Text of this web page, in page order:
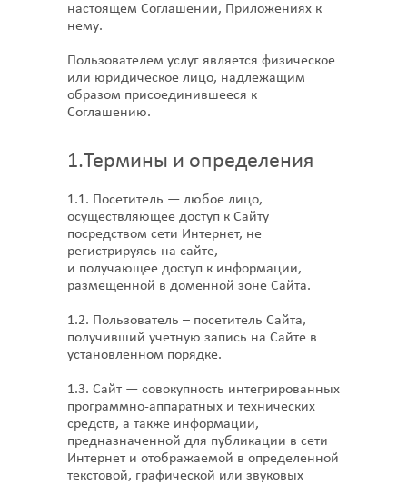
настоящем Соглашении, Приложениях к
нему.
Пользователем услуг является физическое
или юридическое лицо, надлежащим
образом присоединившееся к
Соглашению.
1.Термины и определения
1.1. Посетитель — любое лицо,
осуществляющее доступ к Сайту
посредством сети Интернет, не
регистрируясь на сайте,
и получающее доступ к информации,
размещенной в доменной зоне Сайта.
1.2. Пользователь – посетитель Сайта,
получивший учетную запись на Сайте в
установленном порядке.
1.3. Сайт — совокупность интегрированных
программно-аппаратных и технических
средств, а также информации,
предназначенной для публикации в сети
Интернет и отображаемой в определенной
текстовой, графической или звуковых